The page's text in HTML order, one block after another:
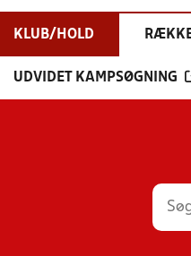
KLUB/HOLD
UDVIDET KAMPSØGNING